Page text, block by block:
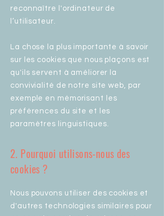
reconnaître l'ordinateur de
l’utilisateur.
La chose la plus importante à savoir
sur les cookies que nous plaçons est
qu'ils servent à améliorer la
convivialité de notre site web, par
exemple en mémorisant les
préférences du site et les
paramètres linguistiques.
2. Pourquoi utilisons-nous des
cookies ?
Nous pouvons utiliser des cookies et
d'autres technologies similaires pour